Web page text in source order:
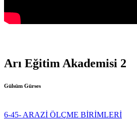
Arı Eğitim Akademisi 2
Gülsüm Gürses
6-45- ARAZİ ÖLÇME BİRİMLERİ